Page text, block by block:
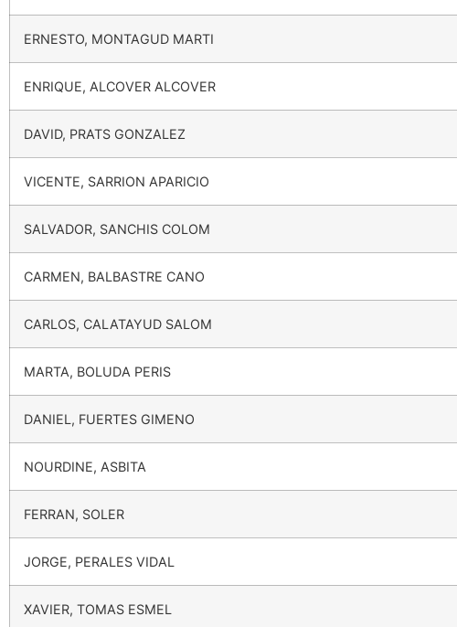
ERNESTO, MONTAGUD MARTI
ENRIQUE, ALCOVER ALCOVER
DAVID, PRATS GONZALEZ
VICENTE, SARRION APARICIO
SALVADOR, SANCHIS COLOM
CARMEN, BALBASTRE CANO
CARLOS, CALATAYUD SALOM
MARTA, BOLUDA PERIS
DANIEL, FUERTES GIMENO
NOURDINE, ASBITA
FERRAN, SOLER
JORGE, PERALES VIDAL
XAVIER, TOMAS ESMEL